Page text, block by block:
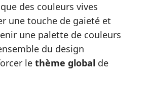
des couleurs vives
une touche de gaieté et
une palette de couleurs
du design
le thème global de